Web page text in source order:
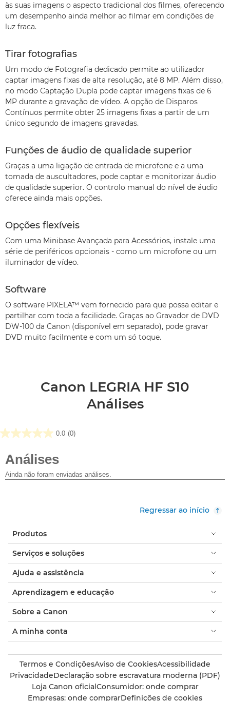
às suas imagens o aspecto tradicional dos filmes, oferecendo
um desempenho ainda melhor ao filmar em condições de
luz fraca.
Tirar fotografias
Um modo de Fotografia dedicado permite ao utilizador
captar imagens fixas de alta resolução, até 8 MP. Além disso,
no modo Captação Dupla pode captar imagens fixas de 6
MP durante a gravação de vídeo. A opção de Disparos
Contínuos permite obter 25 imagens fixas a partir de um
único segundo de imagens gravadas.
Funções de áudio de qualidade superior
Graças a uma ligação de entrada de microfone e a uma
tomada de auscultadores, pode captar e monitorizar áudio
de qualidade superior. O controlo manual do nível de áudio
oferece ainda mais opções.
Opções flexíveis
Com uma Minibase Avançada para Acessórios, instale uma
série de periféricos opcionais - como um microfone ou um
iluminador de vídeo.
Software
O software PIXELA™ vem fornecido para que possa editar e
partilhar com toda a facilidade. Graças ao Gravador de DVD
DW-100 da Canon (disponível em separado), pode gravar
DVD muito facilmente e com um só toque.
Canon LEGRIA HF S10
Análises
0.0 (0)
0.0
Regressar ao início
Produtos
Serviços e soluções
Ajuda e assistência
Aprendizagem e educação
Sobre a Canon
A minha conta
Termos e CondiçõesAviso de CookiesAcessibilidade
PrivacidadeDeclaração sobre escravatura moderna (PDF)
Loja Canon oficialConsumidor: onde comprar
Empresas: onde comprarDefinições de cookies